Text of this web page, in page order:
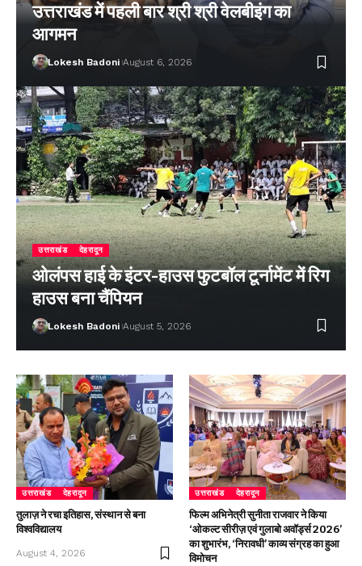
उत्तराखंड में पहली बार श्री श्री वेलबीइंग का
आगमन
Lokesh Badoni August 6, 2026
उत्तराखंड देहरादून
ओलंपस हाई के इंटर-हाउस फुटबॉल टूर्नामेंट में रिग
हाउस बना चैंपियन
Lokesh Badoni August 5, 2026
उत्तराखंड देहरादून
तुलाज़ ने रचा इतिहास, संस्थान से बना
विश्वविद्यालय
August 4, 2026
उत्तराखंड देहरादून
फिल्म अभिनेत्री सुनीता राजवार ने किया
‘ओकल्ट सीरीज़ एवं गुलाबो अवॉर्ड्स 2026’
का शुभारंभ, ‘निरावधी’ काव्य संग्रह का हुआ
विमोचन